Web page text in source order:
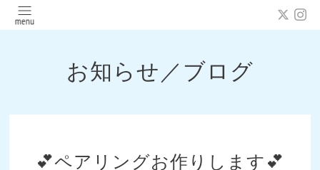
お知らせ／ブログ
💕ペアリングお作りします💕